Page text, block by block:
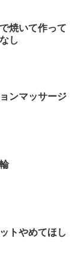
焼いて作って
し
ンマッサージ
トやめてほし